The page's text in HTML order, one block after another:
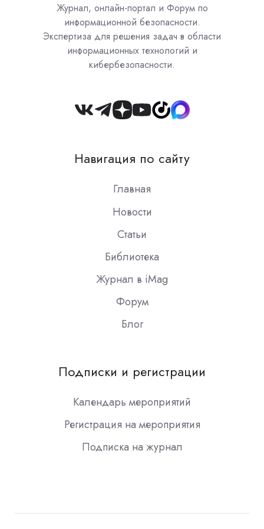
Журнал, онлайн-портал и Форум по
информационной безопасности.
Экспертиза для решения задач в области
информационных технологий и
кибербезопасности.
Join
Slack
Навигация по сайту
Главная
Новости
Статьи
Библиотека
Журнал в iMag
Форум
Блог
Подписки и регистрации
Календарь мероприятий
Регистрация на мероприятия
Подписка на журнал